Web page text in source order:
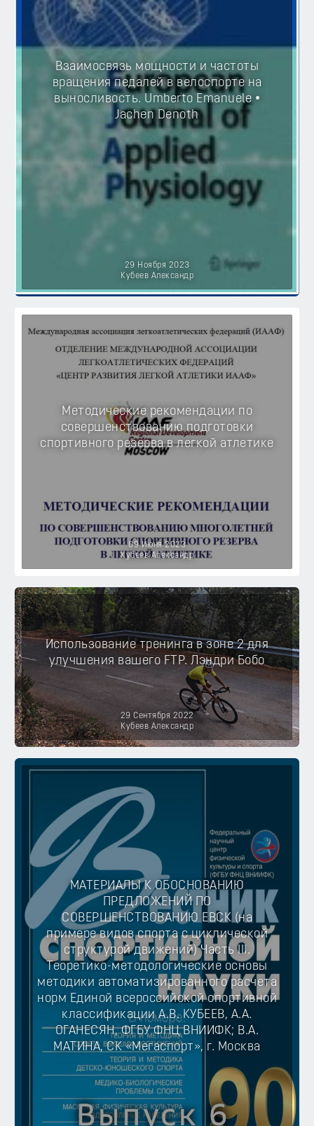
Взаимосвязь мощности и частоты
вращения педалей в велоспорте на
выносливость. Umberto Emanuele •
Jachen Denoth
29 Ноября 2023
Кубеев Александр
Методические рекомендации по
совершенствованию подготовки
спортивного резерва в легкой атлетике
09 Июня 2023
Кубеев Александр
Использование тренинга в зоне 2 для
улучшения вашего FTP. Лэндри Бобо
29 Сентября 2022
Кубеев Александр
МАТЕРИАЛЫ К ОБОСНОВАНИЮ
ПРЕДЛОЖЕНИЙ ПО
СОВЕРШЕНСТВОВАНИЮ ЕВСК (на
примере видов спорта с циклической
структурой движений) Часть III.
Теоретико-методологические основы
методики автоматизированного расчета
норм Единой всероссийской спортивной
классификации А.В. КУБЕЕВ, А.А.
ОГАНЕСЯН, ФГБУ ФНЦ ВНИИФК; В.А.
МАТИНА, СК «Мегаспорт», г. Москва